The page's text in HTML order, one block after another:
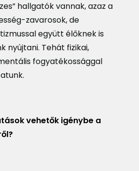
hallgatók vannak, azaz a
zavarosok, de
együtt élőknek is
nyújtani. Tehát fizikai,
fogyatékossággal
vehetők igénybe a